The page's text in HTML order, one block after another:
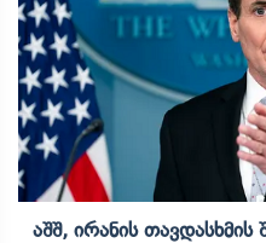
Აშშ, Ირანის Თავდასხმის